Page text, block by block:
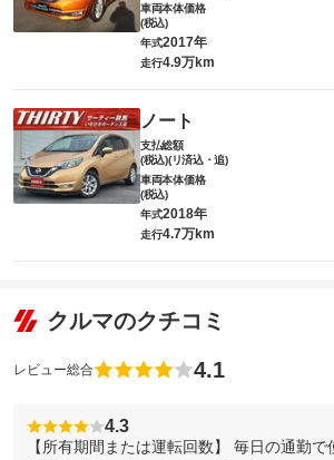
車両本体価格
(税込)
年式2017年
走行4.9万km
ノート
支払総額
(税込)(リ済込・追)
車両本体価格
(税込)
年式2018年
走行4.7万km
クルマのクチコミ
レビュー総合 4.1
4.3
【所有期間または運転回数】 毎日の通勤